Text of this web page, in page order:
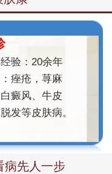
验：20余年
痤疮，荨麻
癜风、牛皮
发等皮肤病。
先人一步